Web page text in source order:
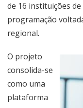
de 16 instituições
programação
regional.
O projeto
consolida-se
como uma
plataforma